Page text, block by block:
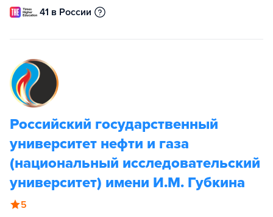
41 в России
Российский государственный
университет нефти и газа
(национальный исследовательский
университет) имени И.М. Губкина
5